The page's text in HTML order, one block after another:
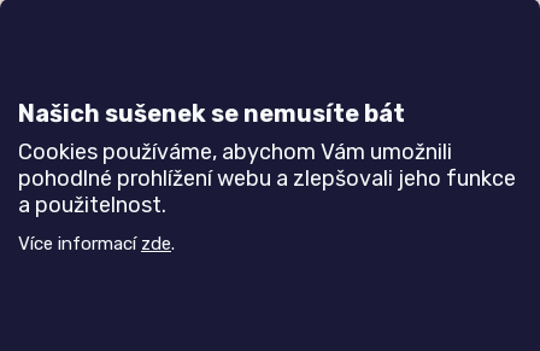
Našich sušenek se nemusíte bát
Cookies používáme, abychom Vám umožnili
pohodlné prohlížení webu a zlepšovali jeho funkce
a použitelnost.
Více informací zde.
Dozvědět se více Dozvědět se více